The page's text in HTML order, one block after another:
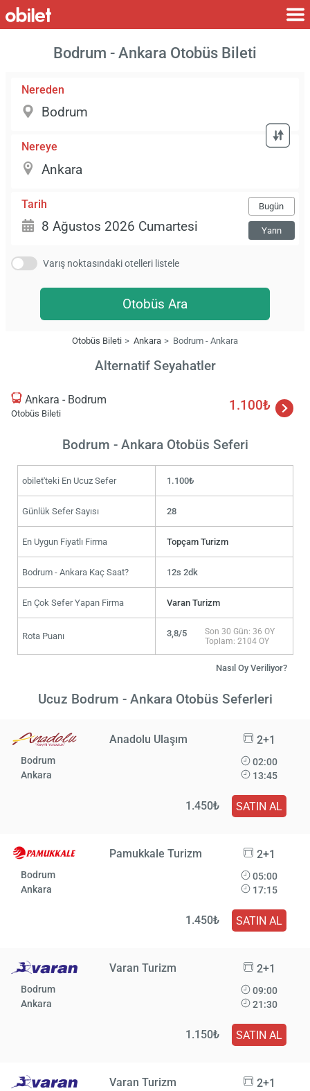
Bodrum - Ankara Otobüs Bileti
Nereden
Nereye
Tarih Bugün
Yarın
Varış noktasındaki otelleri listele
Otobüs Ara
Otobüs Bileti Ankara Bodrum - Ankara
Alternatif Seyahatler
Ankara - Bodrum
Otobüs Bileti
1.100₺
Bodrum - Ankara Otobüs Seferi
obilet'teki En Ucuz Sefer 1.100₺
Günlük Sefer Sayısı 28
En Uygun Fiyatlı Firma Topçam Turizm
Bodrum - Ankara Kaç Saat? 12s 2dk
En Çok Sefer Yapan Firma Varan Turizm
Rota Puanı 3,8/5
Son 30 Gün: 36 OY
Toplam: 2104 OY
Nasıl Oy Veriliyor?
Ucuz Bodrum - Ankara Otobüs Seferleri
Anadolu Ulaşım 2+1
Bodrum
Ankara
02:00
13:45
1.450₺ SATIN AL
Pamukkale Turizm 2+1
Bodrum
Ankara
05:00
17:15
1.450₺ SATIN AL
Varan Turizm 2+1
Bodrum
Ankara
09:00
21:30
1.150₺ SATIN AL
Varan Turizm 2+1